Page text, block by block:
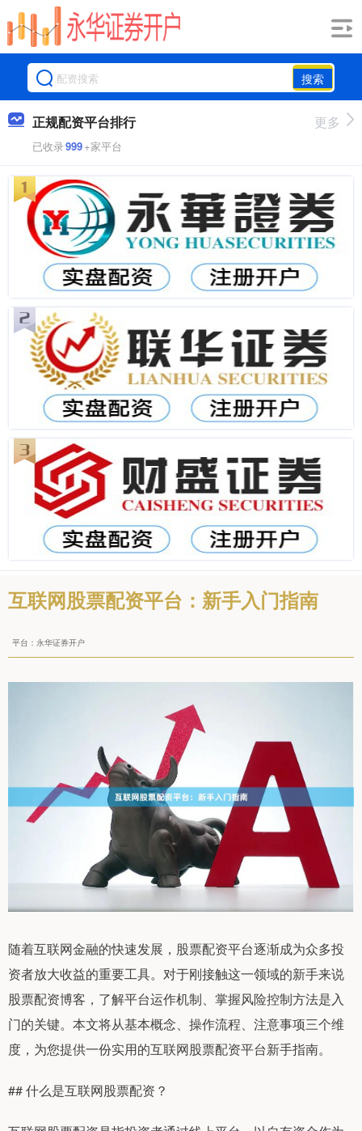
搜索
正规配资平台排行
已收录999+家平台
更多
互联网股票配资平台：新手入门指南
平台：永华证券开户
随着互联网金融的快速发展，股票配资平台逐渐成为众多投
资者放大收益的重要工具。对于刚接触这一领域的新手来说
股票配资博客，了解平台运作机制、掌握风险控制方法是入
门的关键。本文将从基本概念、操作流程、注意事项三个维
度，为您提供一份实用的互联网股票配资平台新手指南。
## 什么是互联网股票配资？